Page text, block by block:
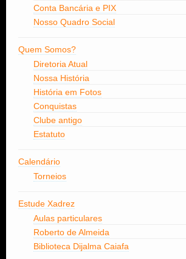
Conta Bancária e PIX
Nosso Quadro Social
Quem Somos?
Diretoria Atual
Nossa História
História em Fotos
Conquistas
Clube antigo
Estatuto
Calendário
Torneios
Estude Xadrez
Aulas particulares
Roberto de Almeida
Biblioteca Dijalma Caiafa